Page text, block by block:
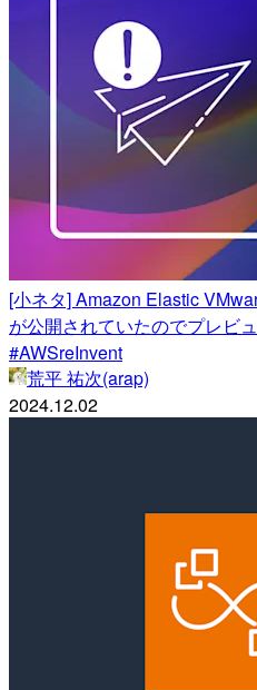
[小ネタ] Amazon Elastic
が公開されていたのでプレビ
#AWSreInvent
荒平 祐次(arap)
2024.12.02